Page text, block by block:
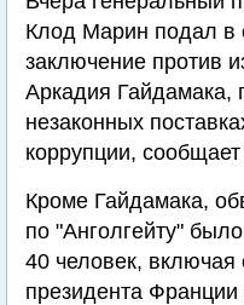
Клод Марин подал в
заключение против
Аркадия Гайдамака,
незаконных
коррупции,
Кроме Гайдамака,
по "Анголгейту"
40 человек,
президента